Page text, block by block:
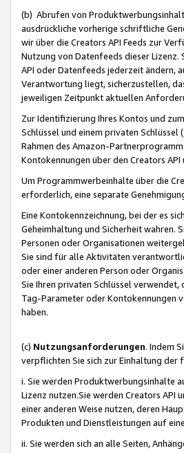
(b) Abrufen von
ausdrückliche vorherige schriftliche
wir über die Creators API Feeds zur
Nutzung von Datenfeeds dieser Lizenz.
API oder Datenfeeds jederzeit ändern,
Verantwortung liegt, sicherzustellen,
jeweiligen Zeitpunkt aktuellen
Zur Identifizierung Ihres Kontos und
Schlüssel und einem privaten Schlüssel
Rahmen des Amazon-
Kontokennungen über den Creators
Um Programmwerbeinhalte über die
erforderlich, eine separate
Eine Kontokennzeichnung, bei der es
Geheimhaltung und Sicherheit wahren.
Personen oder Organisationen
Sie sind für alle Aktivitäten
oder einer anderen Person oder
Sie Ihren privaten Schlüssel
Tag-Parameter oder Kontokennungen
haben.
(c) Nutzungsanforderungen. Indem
verpflichten Sie sich zur Einhaltung der
i. Sie werden Produktwerbungsinhalte
Lizenz nutzen.Sie werden Creators API
einer anderen Weise nutzen, deren
Produkten und Dienstleistungen auf
ii. Sie werden sich an alle Seiten,